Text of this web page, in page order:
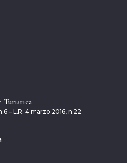
Turistica
– L.R. 4 marzo 2016, n.22